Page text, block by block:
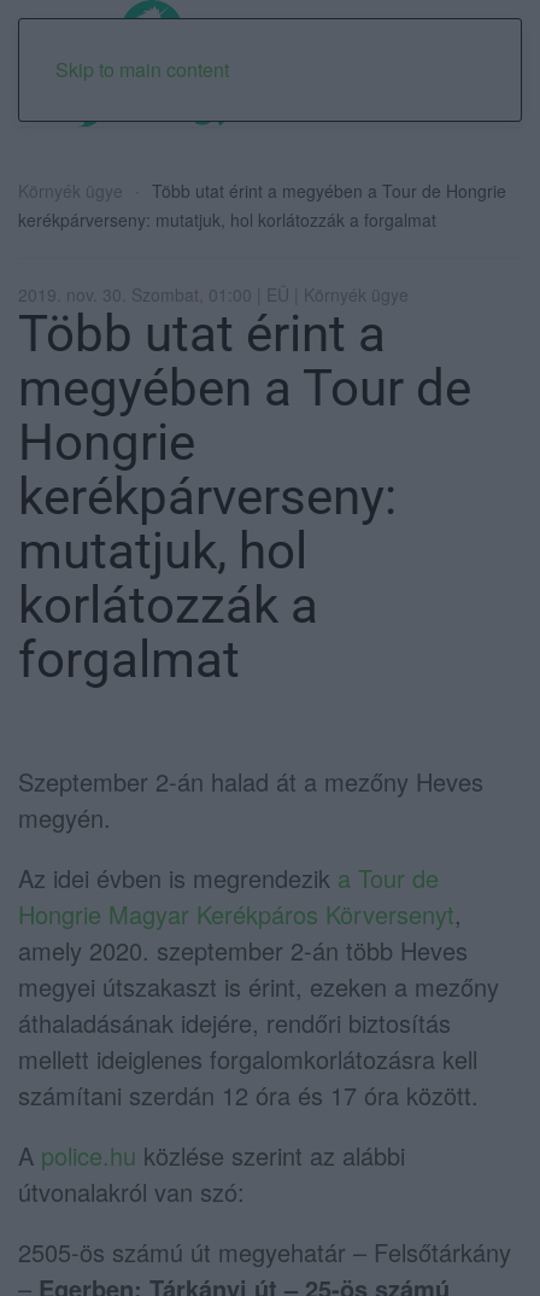
Skip to main content
Környék ügye
Több utat érint a megyében a Tour de Hongrie
kerékpárverseny: mutatjuk, hol korlátozzák a forgalmat
2019. nov. 30. Szombat, 01:00 | EÜ | Környék ügye
Több utat érint a
megyében a Tour de
Hongrie
kerékpárverseny:
mutatjuk, hol
korlátozzák a
forgalmat
Szeptember 2-án halad át a mezőny Heves
megyén.
Az idei évben is megrendezik a Tour de
Hongrie Magyar Kerékpáros Körversenyt,
amely 2020. szeptember 2-án több Heves
megyei útszakaszt is érint, ezeken a mezőny
áthaladásának idejére, rendőri biztosítás
mellett ideiglenes forgalomkorlátozásra kell
számítani szerdán 12 óra és 17 óra között.
A police.hu közlése szerint az alábbi
útvonalakról van szó:
2505-ös számú út megyehatár – Felsőtárkány
– Egerben: Tárkányi út – 25-ös számú